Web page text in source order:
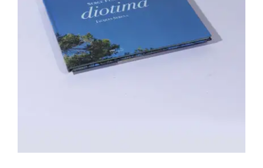
Serge Plagnol, Jacque Serena – Diotina